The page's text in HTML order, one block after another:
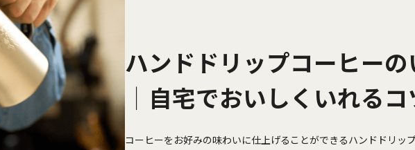
ハンドドリップコーヒー
│自宅でおいしくいれる
コーヒーをお好みの味わいに仕上げることができるハンドドリッ